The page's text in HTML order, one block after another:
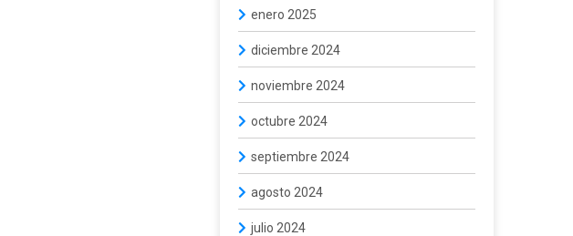
enero 2025
diciembre 2024
noviembre 2024
octubre 2024
septiembre 2024
agosto 2024
julio 2024